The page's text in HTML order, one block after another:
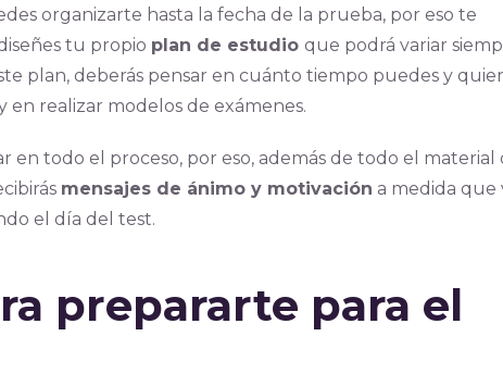
organizarte hasta la fecha de la prueba, por eso te
tu propio plan de estudio que podrá variar
plan, deberás pensar en cuánto tiempo puedes y
realizar modelos de exámenes.
en todo el proceso, por eso, además de todo el material
mensajes de ánimo y motivación a medida que
el día del test.
prepararte para el